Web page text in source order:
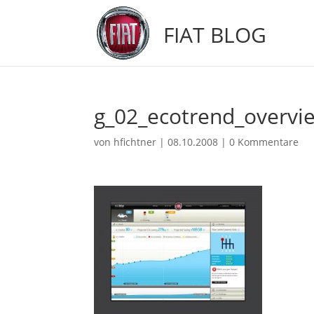
FIAT BLOG
von hfichtner |08.10.2008 |0 Kommentare